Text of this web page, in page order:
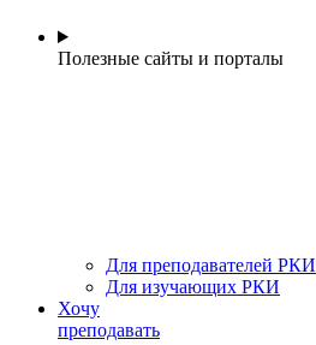
Полезные сайты и порталы
Для преподавателей РКИ
Для изучающих РКИ
Хочу
преподавать